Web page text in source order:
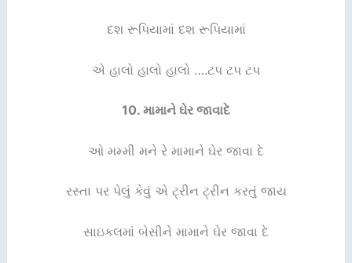
દશ રૂપિયામાં દશ રૂપિયામાં
એ હાલો હાલો હાલો ….ટપ ટપ ટપ
10. મામાને ઘેર જાવાદે
ઓ મમ્મી મને રે મામાને ઘેર જાવા દે
રસ્તા પર પેલું કેવું એ ટ્રીન ટ્રીન કરતું જાય
સાઇકલમાં બેસીને મામાને ઘેર જાવા દે